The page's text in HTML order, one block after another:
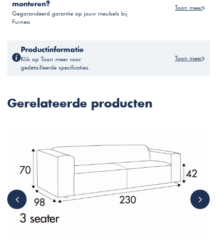
monteren?
Gegarandeerd garantie op jouw meubels bij
Furnea
Toon meer
Productinformatie
Klik op Toon meer voor
gedetailleerde specificaties.
Toon meer
Gerelateerde producten